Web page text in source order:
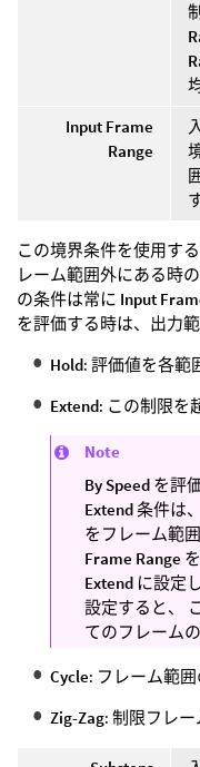
Input Frame
Range
この境界条件を使用す
レーム範囲外にある時
の条件は常に Input
を評価する時は、出力
Hold: 評価値を各範
Extend: この制限を
Note
By Speed を評
Extend条件は
をフレーム範
Frame Range を
Extend に設定
設定すると、
てのフレーム
Cycle: フレーム範囲
Zig-Zag: 制限フレ